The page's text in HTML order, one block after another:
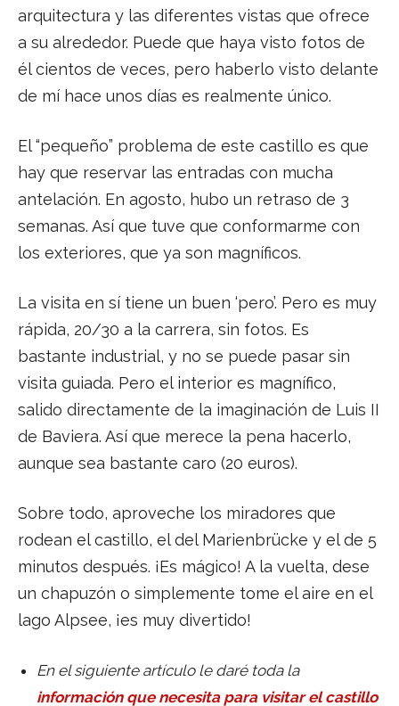
arquitectura y las diferentes vistas que ofrece
a su alrededor. Puede que haya visto fotos de
él cientos de veces, pero haberlo visto delante
de mí hace unos días es realmente único.
El “pequeño” problema de este castillo es que
hay que reservar las entradas con mucha
antelación. En agosto, hubo un retraso de 3
semanas. Así que tuve que conformarme con
los exteriores, que ya son magníficos.
La visita en sí tiene un buen ‘pero’. Pero es muy
rápida, 20/30 a la carrera, sin fotos. Es
bastante industrial, y no se puede pasar sin
visita guiada. Pero el interior es magnífico,
salido directamente de la imaginación de Luis II
de Baviera. Así que merece la pena hacerlo,
aunque sea bastante caro (20 euros).
Sobre todo, aproveche los miradores que
rodean el castillo, el del Marienbrücke y el de 5
minutos después. ¡Es mágico! A la vuelta, dese
un chapuzón o simplemente tome el aire en el
lago Alpsee, ¡es muy divertido!
En el siguiente artículo le daré toda la
información que necesita para visitar el castillo